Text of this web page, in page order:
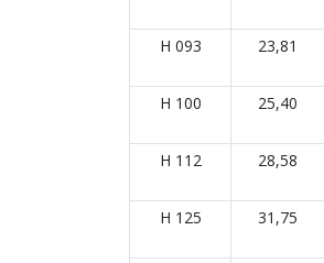
H 093 23,81
H 100 25,40
H 112 28,58
H 125 31,75